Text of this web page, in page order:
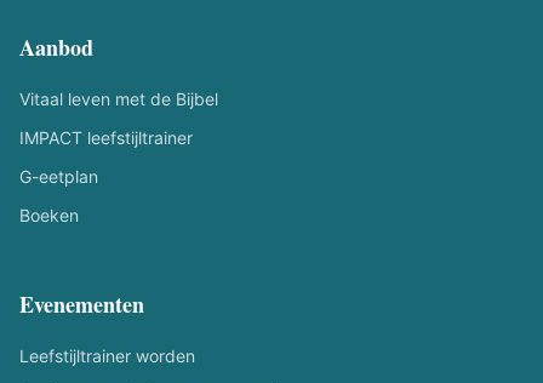
Aanbod
Vitaal leven met de Bijbel
IMPACT leefstijltrainer
G-eetplan
Boeken
Evenementen
Leefstijltrainer worden